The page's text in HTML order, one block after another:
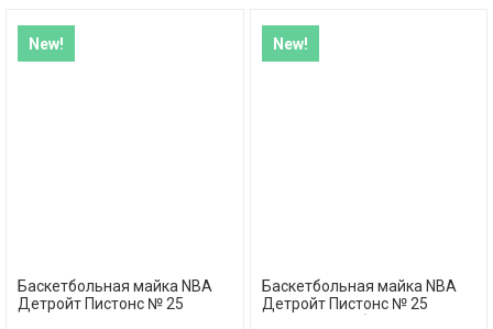
New!
Баскетбольная майка NBA
Детройт Пистонс № 25
New!
Баскетбольная майка NBA
Детройт Пистонс № 25